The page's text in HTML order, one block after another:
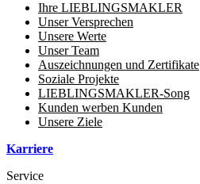
Ihre LIEBLINGSMAKLER
Unser Versprechen
Unsere Werte
Unser Team
Auszeichnungen und Zertifikate
Soziale Projekte
LIEBLINGSMAKLER-Song
Kunden werben Kunden
Unsere Ziele
Karriere
Service